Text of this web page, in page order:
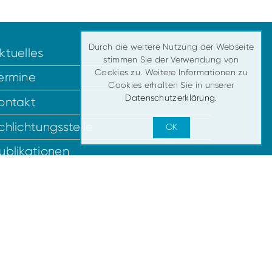
Durch die weitere Nutzung der Webseite
stimmen Sie der Verwendung von
Cookies zu. Weitere Informationen zu
Cookies erhalten Sie in unserer
Datenschutzerklärung.
OK